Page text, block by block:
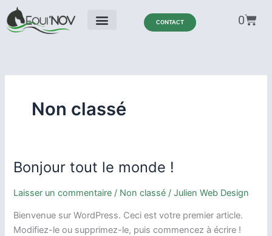
Aller
au
contenu
CONTACT 0
Non classé
Bonjour tout le monde !
Laisser un commentaire / Non classé /Julien Web Design
Bienvenue sur WordPress. Ceci est votre premier article.
Modifiez-le ou supprimez-le, puis commencez à écrire !
Bonjour
le